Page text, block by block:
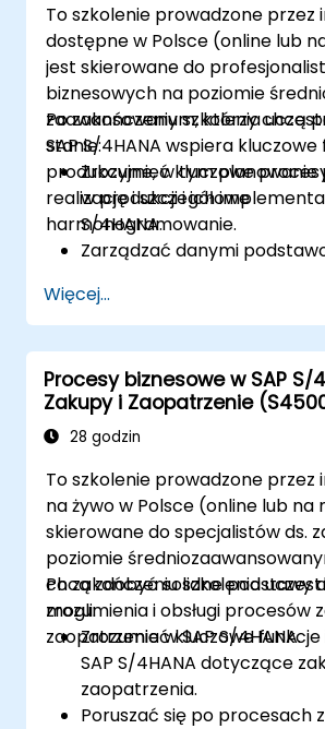
To szkolenie prowadzone przez
dostępne w Polsce (online lub
jest skierowane do
biznesowych na poziomie
zaawansowanym, którzy chcą
SAP S/4HANA wspiera
produkcyjne, w tym planowanie
realizację i szczegółowe
harmonogramowanie.
Po zakończeniu szkolenia
stanie:
Zrozumieć kluczowe
w produkcji i ich
S/4HANA.
Zarządzać danymi
centra robocze i wersje
Wykonywać planowanie
planowanie
materiałowego i planowanie
produkcyjnych w SAP S/
Realizować i monitorować
kontrolę hali produkcyjnej.
Analizować dane
generować raporty do
decyzji przy użyciu narzędzi
Więcej...
Procesy biznesowe w SAP S/
Zakupy i Zaopatrzenie
28 godzin
To szkolenie prowadzone przez
na żywo w Polsce (online lub na
skierowane do specjalistów ds.
poziomie
chcą zdobyć solidne podstawy
zrozumienia i obsługi procesów
zaopatrzenia w SAP S/4HANA.
Po zakończeniu szkolenia
mogli:
Zrozumieć kluczowe
SAP S/4HANA dotyczące
zaopatrzenia.
Poruszać się po procesach